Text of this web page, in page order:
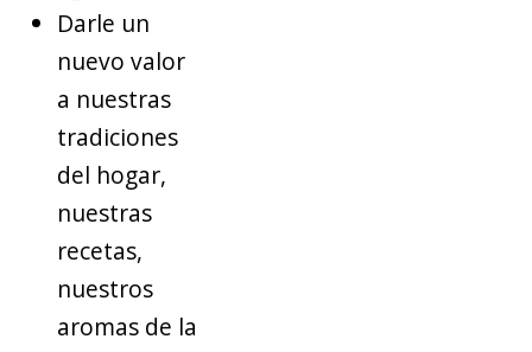
Darle un
nuevo valor
a nuestras
tradiciones
del hogar,
nuestras
recetas,
nuestros
aromas de la